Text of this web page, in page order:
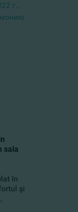
г.,
sala
în
şi